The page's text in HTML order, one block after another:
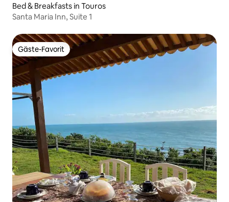
Bed & Breakfasts in Touros
Santa Maria Inn, Suite 1
Gäste-Favorit
Gäste-Favorit